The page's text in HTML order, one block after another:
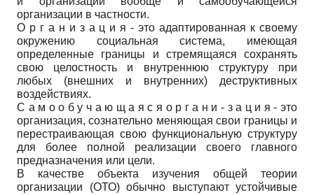
организации в частности.
О р г а н и з а ц и я - это адаптированная к своему
окружению социальная система, имеющая
определенные границы и стремящаяся сохранять
свою целостность и внутреннюю структуру при
любых (внешних и внутренних) деструктивных
воздействиях.
С а м о о б у ч а ю щ а я с я о р г а н и - з а ц и я - это
организация, сознательно меняющая свои границы и
перестраивающая свою функциональную структуру
для более полной реализации своего главного
предназначения или цели.
В качестве объекта изучения общей теории
организации (ОТО) обычно выступают устойчивые